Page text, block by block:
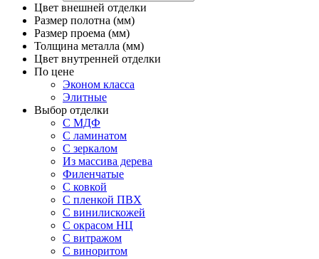
Цвет внешней отделки
Размер полотна (мм)
Размер проема (мм)
Толщина металла (мм)
Цвет внутренней отделки
По цене
Эконом класса
Элитные
Выбор отделки
С МДФ
С ламинатом
С зеркалом
Из массива дерева
Филенчатые
С ковкой
С пленкой ПВХ
С винилискожей
С окрасом НЦ
С витражом
С виноритом